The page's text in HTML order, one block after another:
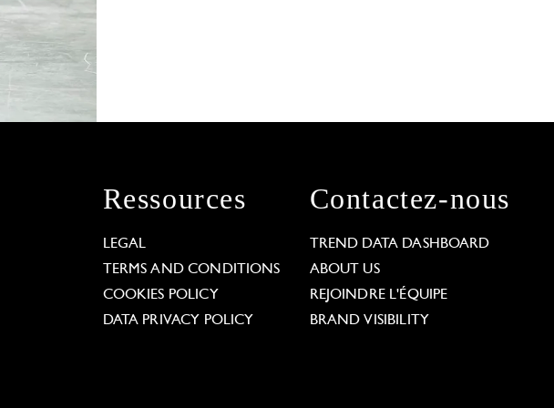
Ressources
LEGAL
TERMS AND CONDITIONS
COOKIES POLICY
DATA PRIVACY POLICY
Contactez-nous
TREND DATA DASHBOARD
ABOUT US
REJOINDRE L'ÉQUIPE
BRAND VISIBILITY